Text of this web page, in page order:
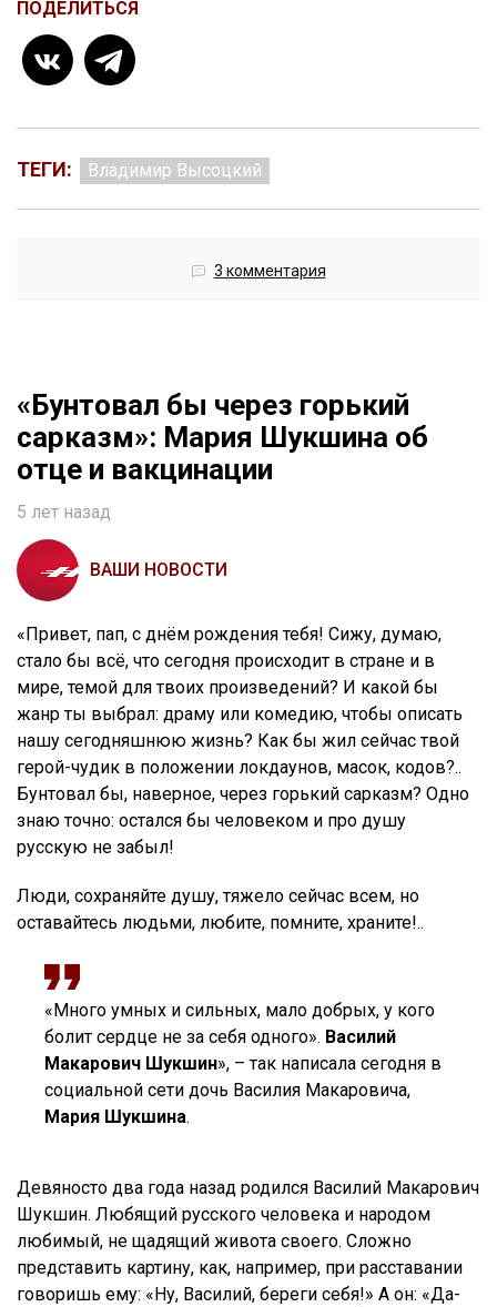
ПОДЕЛИТЬСЯ
ТЕГИ: Владимир Высоцкий
3 комментария
«Бунтовал бы через горький
сарказм»: Мария Шукшина об
отце и вакцинации
5 лет назад
ВАШИ НОВОСТИ
«Привет, пап, с днём рождения тебя! Сижу, думаю,
стало бы всё, что сегодня происходит в стране и в
мире, темой для твоих произведений? И какой бы
жанр ты выбрал: драму или комедию, чтобы описать
нашу сегодняшнюю жизнь? Как бы жил сейчас твой
герой-чудик в положении локдаунов, масок, кодов?..
Бунтовал бы, наверное, через горький сарказм? Одно
знаю точно: остался бы человеком и про душу
русскую не забыл!
Люди, сохраняйте душу, тяжело сейчас всем, но
оставайтесь людьми, любите, помните, храните!..
«Много умных и сильных, мало добрых, у кого
болит сердце не за себя одного». Василий
Макарович Шукшин», – так написала сегодня в
социальной сети дочь Василия Макаровича,
Мария Шукшина.
Девяносто два года назад родился Василий Макарович
Шукшин. Любящий русского человека и народом
любимый, не щадящий живота своего. Сложно
представить картину, как, например, при расставании
говоришь ему: «Ну, Василий, береги себя!» А он: «Да-